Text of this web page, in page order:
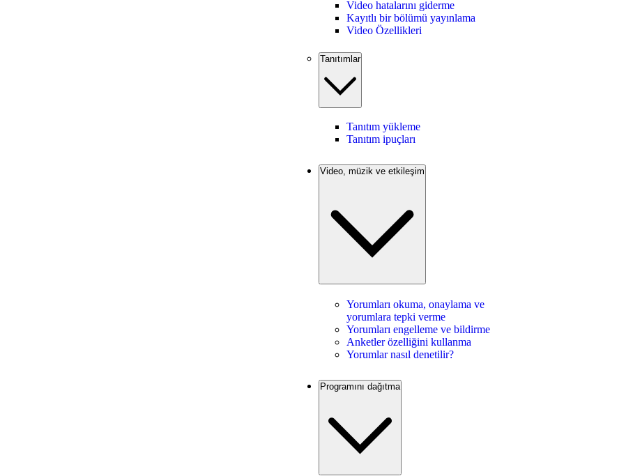
Video hatalarını giderme
Kayıtlı bir bölümü yayınlama
Video Özellikleri
Tanıtımlar
Tanıtım yükleme
Tanıtım ipuçları
Video, müzik ve etkileşim
Yorumları okuma, onaylama ve
yorumlara tepki verme
Yorumları engelleme ve bildirme
Anketler özelliğini kullanma
Yorumlar nasıl denetilir?
Programını dağıtma